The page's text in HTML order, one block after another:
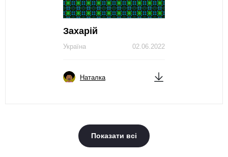
Захарій
02.06.2022
Україна
Наталка
Показати всі